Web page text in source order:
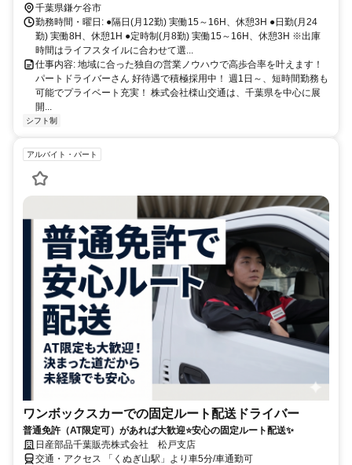
千葉県鎌ケ谷市
勤務時間・曜日: ●隔日(月12勤) 実働15～16H、休憩3H ●日勤(月24
勤) 実働8H、休憩1H ●定時制(月8勤) 実働15～16H、休憩3H ※出庫
時間はライフスタイルに合わせて選...
仕事内容: 地域に合った独自の営業ノウハウで高歩合率を叶えます！
パートドライバーさん 好待遇で積極採用中！ 週1日～、短時間勤務も
可能でプライベート充実！ 株式会社檪山交通は、千葉県を中心に展
開...
シフト制
アルバイト・パート
ワンボックスカーでの固定ルート配送ドライバー
普通免許（AT限定可）があれば大歓迎⭐安心の固定ルート配送✨
日産部品千葉販売株式会社 松戸支店
交通・アクセス 「くぬぎ山駅」より車5分/車通勤可